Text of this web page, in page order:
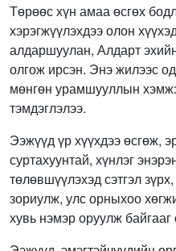
Төрөөс хүн амаа өсгөх
хэрэгжүүлэхдээ олон
алдаршуулан, Алдарт
олгож ирсэн. Энэ жилээс
мөнгөн урамшууллын
тэмдэглэлээ.
Ээжүүд үр хүүхдээ өсгөж,
суртахуунтай, хүнлэг
төлөвшүүлэхэд сэтгэл
зориулж, улс орныхоо
хувь нэмэр оруулж